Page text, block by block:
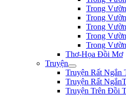
Trong
Trong
Trong
Trong
Trong
Thơ-Họa Đồi Mơ
Truyện
Truyện Rất Ngắn
Truyện Rất
Truyện Trên Đồi